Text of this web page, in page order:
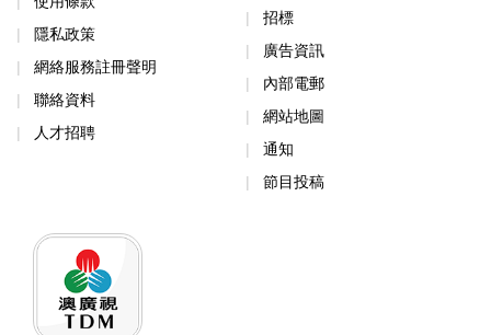
隱私政策
網絡服務註冊聲明
聯絡資料
人才招聘
招標
廣告資訊
內部電郵
網站地圖
通知
節目投稿